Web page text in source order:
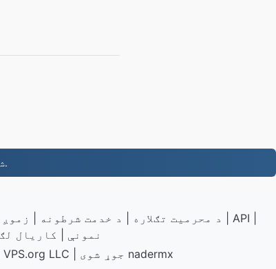
- ستاسو ډومین، سم ترسره شوی. وړیا محرمیت او DNS شامل دي.
د محرمیت تګلاره د خدمت شرطونه API
نمونې
کاريال
VPS.org nadermx